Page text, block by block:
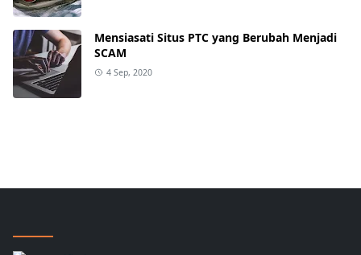
Mensiasati Situs PTC yang Berubah Menjadi
SCAM
4 Sep, 2020